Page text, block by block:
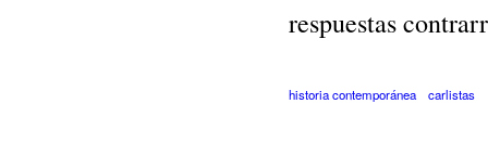
respuestas
historia contemporánea carlistas